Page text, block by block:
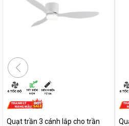
Các sai lầm phổ biến khi
Quạt Trần Động Cơ AC và DC
Dấu hiệu
Quạt trần 3 cánh lắp cho trần